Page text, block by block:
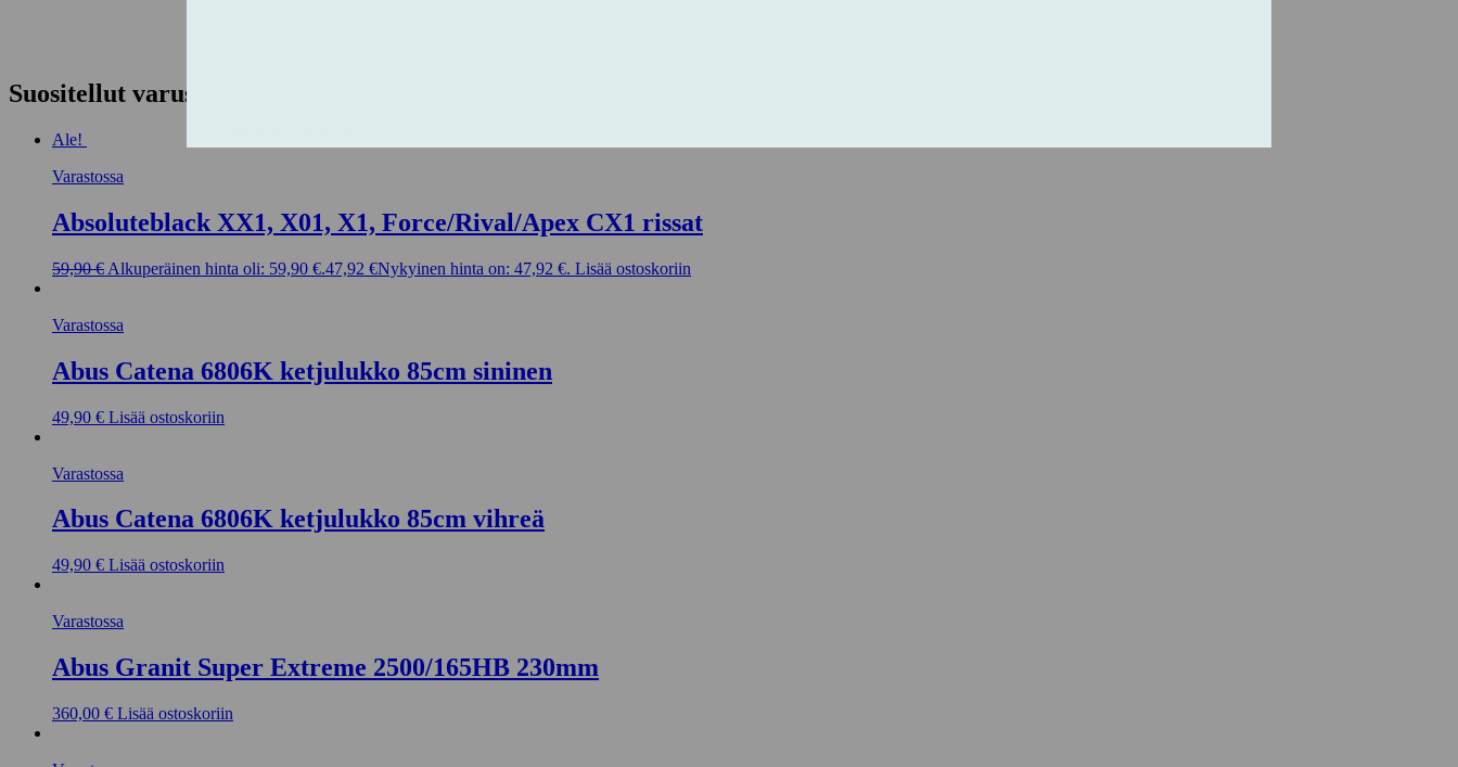
Suositellut varusteet
Ale!
Varastossa
Absoluteblack XX1, X01, X1, Force/Rival/Apex CX1 rissat
59,90€ Alkuperäinen hinta oli: 59,90 €.47,92 €Nykyinen hinta on: 47,92 €. Lisää ostoskoriin
Varastossa
Abus Catena 6806K ketjulukko 85cm sininen
49,90 € Lisää ostoskoriin
Varastossa
Abus Catena 6806K ketjulukko 85cm vihreä
49,90 € Lisää ostoskoriin
Varastossa
Abus Granit Super Extreme 2500/165HB 230mm
360,00 € Lisää ostoskoriin